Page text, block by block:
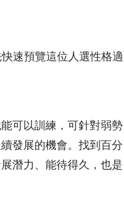
速預覽這位人選性格適
可以訓練，可針對弱勢
發展的機會。找到百分
潛力、能待得久，也是